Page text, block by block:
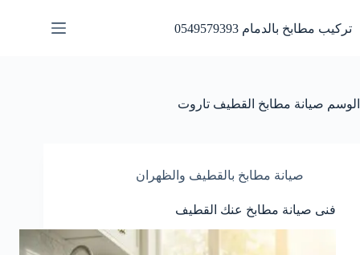
المحتوى
تركيب مطابخ بالدمام 0549579393
الوسم صيانة مطابخ القطيف تاروت
صيانة مطابخ بالقطيف والظهران
فنى صيانة مطابخ عنك القطيف